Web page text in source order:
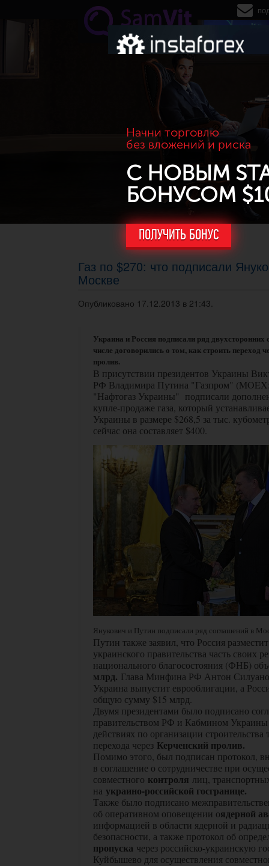
Перейти к основному содержанию
Начни торговлю
без вложений и риска
С НОВЫМ
БОНУСОМ
ПОЛУЧИТЬ БОНУС
Газ по $270: что подписали
Москве
Опубликовано 17.12.2013 в 21:43.
Украина и Россия подписали ряд двухсторонних
числе договорились о том, как строить переход
пролив.
В присутствии президентов Украины
РФ Владимира Путина "Газпром"
"Нафтогаз Украины" подписали
купле-продаже газа, который
Украины в размере $268,5 за тыс.
сейчас она составляет $400.
Янукович и Путин подписали ряд соглашений в
Путин также заявил, что Россия
украинского правительства часть своих
национального благосостояния (ФНБ)
млрд. Глава Минфина РФ Антон
Украина выпустит еврооблигации, а
общую сумму $15 млрд.
Двумя президентами было подписано
правительством РФ и Кабмином
действиях по организации строительства
перехода через Керченский пролив.
Помимо этого, был подписан протокол,
в соглашение о сотрудничестве при
совместного контроля лиц,
на украино-российской госгранице.
Также было подписано
об оперативном оповещении оядерной
информацией в области ядерной и
безопасности, а также протокол об
пропуска через российско-украинскую
Куйбышево для осуществления